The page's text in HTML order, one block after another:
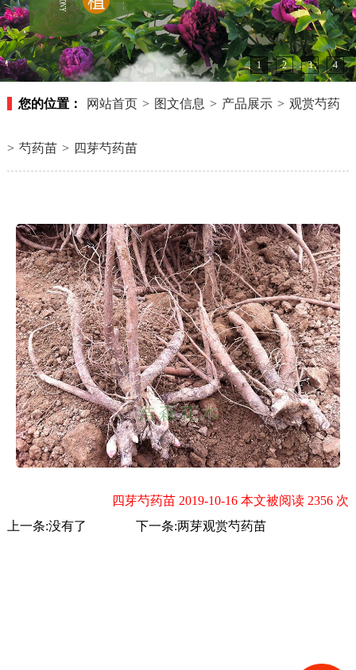
1 2 3 4
您的位置： 网站首页 > 图文信息 > 产品展示 > 观赏芍药
> 芍药苗 > 四芽芍药苗
四芽芍药苗 2019-10-16 本文被阅读 2356 次
上一条:没有了
下一条:两芽观赏芍药苗